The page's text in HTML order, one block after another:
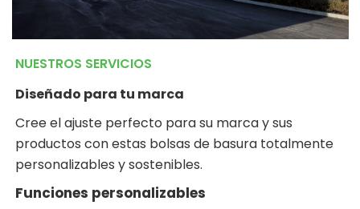
NUESTROS SERVICIOS
Diseñado para tu marca
Cree el ajuste perfecto para su marca y sus
productos con estas bolsas de basura totalmente
personalizables y sostenibles.
Funciones personalizables